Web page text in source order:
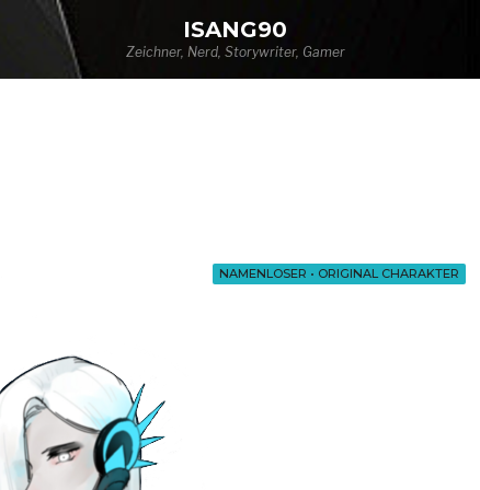
ISANG90
Zeichner, Nerd, Storywriter, Gamer
NAMENLOSER • ORIGINAL CHARAKTER